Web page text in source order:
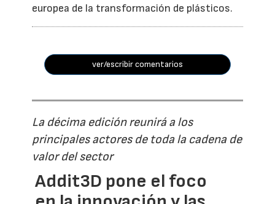
europea de la transformación de plásticos.
ver/escribir comentarios
La décima edición reunirá a los
principales actores de toda la cadena de
valor del sector
Addit3D pone el foco